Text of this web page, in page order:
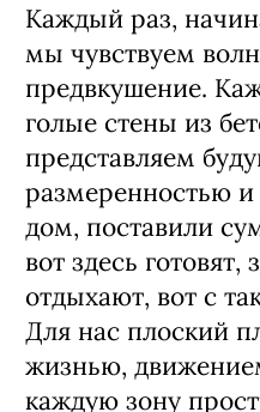
Каждый раз,
мы чувствуем
предвкушение.
голые стены из
представляем
размеренностью
дом, поставили
вот здесь готовят,
отдыхают, вот с
Для нас плоский
жизнью,
каждую зону